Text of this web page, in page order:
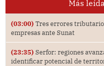
Más
(03:00) Tres errores
empresas ante Sunat
(23:35) Serfor: regiones
identificar potencial de